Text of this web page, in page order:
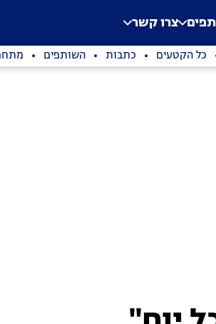
צרו קשר
כל הקטעים כתבות השותפים